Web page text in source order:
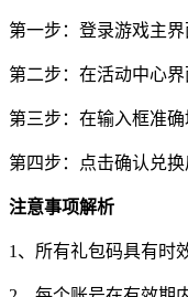
第一步：登录游戏主
第二步：在活动中心
第三步：在输入框准
第四步：点击确认兑
注意事项解析
1、所有礼包码具有时